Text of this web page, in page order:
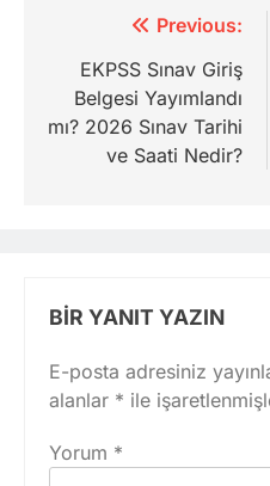
gezinmesi
Previous:
EKPSS Sınav Giriş
Belgesi Yayımlandı
mı? 2026 Sınav Tarihi
ve Saati Nedir?
BIR YANIT YAZIN
E-posta adresiniz
alanlar * ile
Yorum *